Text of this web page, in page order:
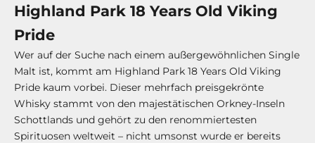
Highland Park 18 Years Old Viking
Pride
Wer auf der Suche nach einem außergewöhnlichen Single
Malt ist, kommt am Highland Park 18 Years Old Viking
Pride kaum vorbei. Dieser mehrfach preisgekrönte
Whisky stammt von den majestätischen Orkney-Inseln
Schottlands und gehört zu den renommiertesten
Spirituosen weltweit – nicht umsonst wurde er bereits